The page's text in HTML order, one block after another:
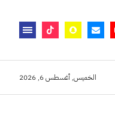
الخميس, أغسطس 6, 2026